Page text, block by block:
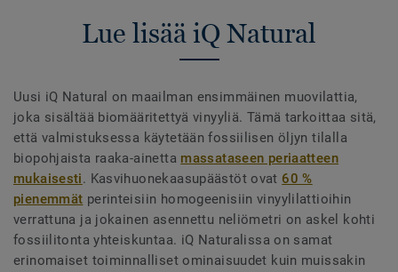
Lue lisää iQ Natural
Uusi iQ Natural on maailman ensimmäinen muovilattia,
joka sisältää biomääritettyä vinyyliä. Tämä tarkoittaa sitä,
että valmistuksessa käytetään fossiilisen öljyn tilalla
biopohjaista raaka-ainetta massataseen periaatteen
mukaisesti. Kasvihuonekaasupäästöt ovat 60 %
pienemmät perinteisiin homogeenisiin vinyylilattioihin
verrattuna ja jokainen asennettu neliömetri on askel kohti
fossiilitonta yhteiskuntaa. iQ Naturalissa on samat
erinomaiset toiminnalliset ominaisuudet kuin muissakin